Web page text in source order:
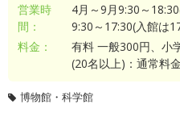
営業時
間：
4月～9月9:30～
9:30～17:30(入館は
料金：
有料 一般300円、小
(20名以上)：通常料
博物館・科学館